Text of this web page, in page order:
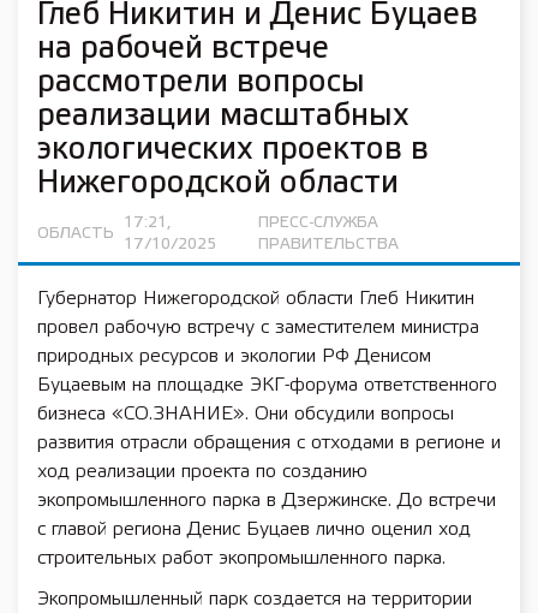
Глеб Никитин и Денис Буцаев
на рабочей встрече
рассмотрели вопросы
реализации масштабных
экологических проектов в
Нижегородской области
ОБЛАСТЬ
17:21,
17/10/2025
ПРЕСС-СЛУЖБА
ПРАВИТЕЛЬСТВА
Губернатор Нижегородской области Глеб Никитин
провел рабочую встречу с заместителем министра
природных ресурсов и экологии РФ Денисом
Буцаевым на площадке ЭКГ-форума ответственного
бизнеса «СО.ЗНАНИЕ». Они обсудили вопросы
развития отрасли обращения с отходами в регионе и
ход реализации проекта по созданию
экопромышленного парка в Дзержинске. До встречи
с главой региона Денис Буцаев лично оценил ход
строительных работ экопромышленного парка.
Экопромышленный парк создается на территории